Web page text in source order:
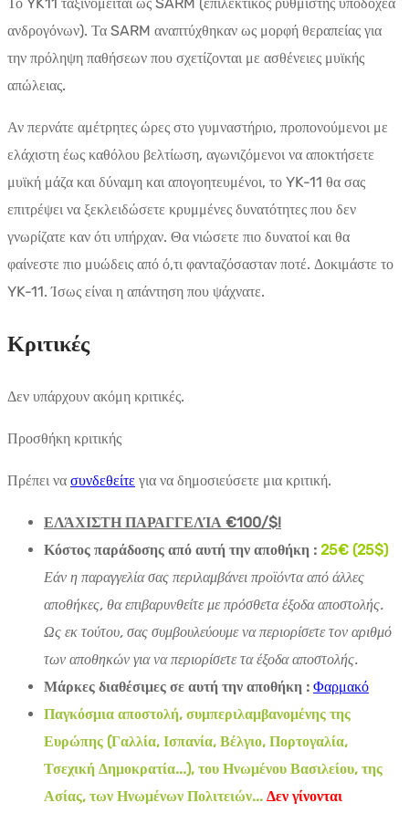
Το YK11 ταξινομείται ως SARM (επιλεκτικός ρυθμιστής υποδοχέα
ανδρογόνων). Τα SARM αναπτύχθηκαν ως μορφή θεραπείας για
την πρόληψη παθήσεων που σχετίζονται με ασθένειες μυϊκής
απώλειας.
Αν περνάτε αμέτρητες ώρες στο γυμναστήριο, προπονούμενοι με
ελάχιστη έως καθόλου βελτίωση, αγωνιζόμενοι να αποκτήσετε
μυϊκή μάζα και δύναμη και απογοητευμένοι, το YK-11 θα σας
επιτρέψει να ξεκλειδώσετε κρυμμένες δυνατότητες που δεν
γνωρίζατε καν ότι υπήρχαν. Θα νιώσετε πιο δυνατοί και θα
φαίνεστε πιο μυώδεις από ό,τι φανταζόσασταν ποτέ. Δοκιμάστε το
YK-11. Ίσως είναι η απάντηση που ψάχνατε.
Κριτικές
Δεν υπάρχουν ακόμη κριτικές.
Προσθήκη κριτικής
Πρέπει να συνδεθείτε για να δημοσιεύσετε μια κριτική.
ΕΛΆΧΙΣΤΗ ΠΑΡΑΓΓΕΛΊΑ €100/$!
Κόστος παράδοσης από αυτή την αποθήκη : 25€ (25$)
Εάν η παραγγελία σας περιλαμβάνει προϊόντα από άλλες
αποθήκες, θα επιβαρυνθείτε με πρόσθετα έξοδα αποστολής.
Ως εκ τούτου, σας συμβουλεύουμε να περιορίσετε τον αριθμό
των αποθηκών για να περιορίσετε τα έξοδα αποστολής.
Μάρκες διαθέσιμες σε αυτή την αποθήκη : Φαρμακό
Παγκόσμια αποστολή, συμπεριλαμβανομένης της
Ευρώπης (Γαλλία, Ισπανία, Βέλγιο, Πορτογαλία,
Τσεχική Δημοκρατία...), του Ηνωμένου Βασιλείου, της
Ασίας, των Ηνωμένων Πολιτειών... Δεν γίνονται